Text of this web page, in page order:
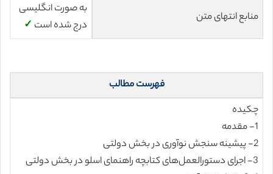
منابع انتهای متن
به صورت انگلیسی
درج شده است ✓
فهرست مطالب
چکیده
1- مقدمه
2- پیشینه سنجش نوآوری در بخش دولتی
3- اجرای دستورالعمل‌های کتابچه راهنمای اسلو در بخش دولتی